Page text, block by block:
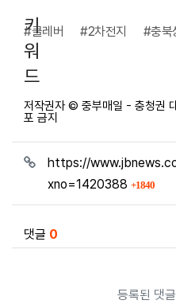
키
워
드
#클레버 #2차전지 #충북
저작권자 © 중부매일 - 충청권
포 금지
관련자료
https://
xno=1420388
1840회
댓글 0
등록된 댓